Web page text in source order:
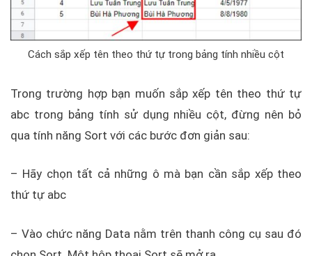
Cách sắp xếp tên theo thứ tự trong bảng tính nhiều cột
Trong trường hợp bạn muốn sắp xếp tên theo thứ tự
abc trong bảng tính sử dụng nhiều cột, đừng nên bỏ
qua tính năng Sort với các bước đơn giản sau:
– Hãy chọn tất cả những ô mà bạn cần sắp xếp theo
thứ tự abc
– Vào chức năng Data nằm trên thanh công cụ sau đó